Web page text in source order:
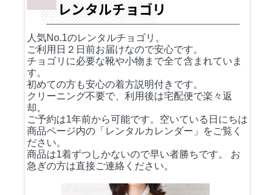
人気No.1のレンタルチョゴリ。
ご利用日２日前お届けなので安心です。
チョゴリに必要な靴や小物まで全て含まれていま
す。
初めての方も安心の着方説明付きです。
クリーニング不要で、利用後は宅配便で楽々返
却。
ご予約は1年前から可能です。空いている日にちは
商品ページ内の「レンタルカレンダー」をご覧く
ださい。
商品は1着ずつしかないので早い者勝ちです。 お
急ぎの方は直接ご連絡ください。